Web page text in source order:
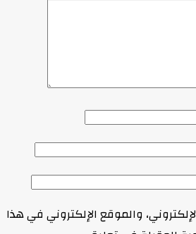
والموقع الإلكتروني في هذا